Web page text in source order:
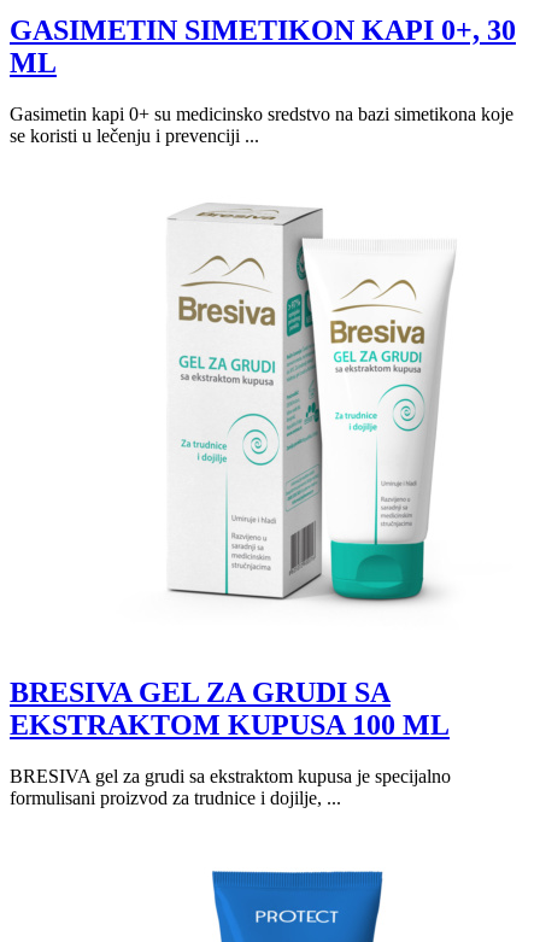
GASIMETIN SIMETIKON KAPI 0+, 30
ML
Gasimetin kapi 0+ su medicinsko sredstvo na bazi simetikona koje
se koristi u lečenju i prevenciji ...
BRESIVA GEL ZA GRUDI SA
EKSTRAKTOM KUPUSA 100 ML
BRESIVA gel za grudi sa ekstraktom kupusa je specijalno
formulisani proizvod za trudnice i dojilje, ...